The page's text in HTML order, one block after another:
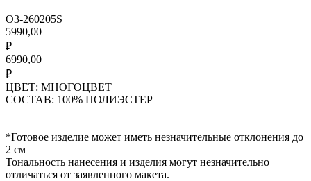
O3-260205S
5990,00
₽
6990,00
₽
ЦВЕТ: МНОГОЦВЕТ
СОСТАВ: 100% ПОЛИЭСТЕР
*Готовое изделие может иметь незначительные отклонения до
2 см
Тональность нанесения и изделия могут незначительно
отличаться от заявленного макета.